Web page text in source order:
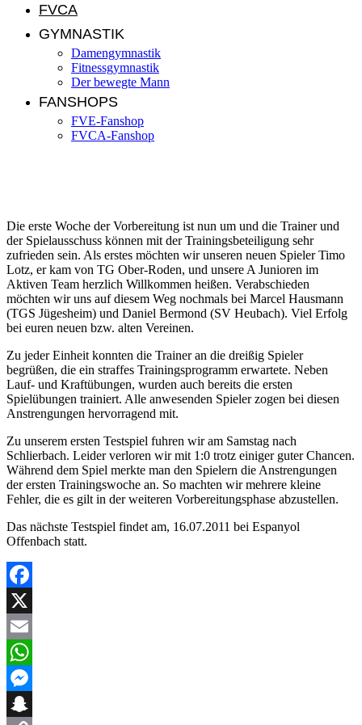
FVCA
GYMNASTIK
Damengymnastik
Fitnessgymnastik
Der bewegte Mann
FANSHOPS
FVE-Fanshop
FVCA-Fanshop
Die erste Woche der Vorbereitung ist nun um und die Trainer und
der Spielausschuss können mit der Trainingsbeteiligung sehr
zufrieden sein. Als erstes möchten wir unseren neuen Spieler Timo
Lotz, er kam von TG Ober-Roden, und unsere A Junioren im
Aktiven Team herzlich Willkommen heißen. Verabschieden
möchten wir uns auf diesem Weg nochmals bei Marcel Hausmann
(TGS Jügesheim) und Daniel Bermond (SV Heubach). Viel Erfolg
bei euren neuen bzw. alten Vereinen.
Zu jeder Einheit konnten die Trainer an die dreißig Spieler
begrüßen, die ein straffes Trainingsprogramm erwartete. Neben
Lauf- und Kraftübungen, wurden auch bereits die ersten
Spielübungen trainiert. Alle anwesenden Spieler zogen bei diesen
Anstrengungen hervorragend mit.
Zu unserem ersten Testspiel fuhren wir am Samstag nach
Schlierbach. Leider verloren wir mit 1:0 trotz einiger guter Chancen.
Während dem Spiel merkte man den Spielern die Anstrengungen
der ersten Trainingswoche an. So machten wir mehrere kleine
Fehler, die es gilt in der weiteren Vorbereitungsphase abzustellen.
Das nächste Testspiel findet am, 16.07.2011 bei Espanyol
Offenbach statt.
Facebook
X
Email
WhatsApp
Messenger